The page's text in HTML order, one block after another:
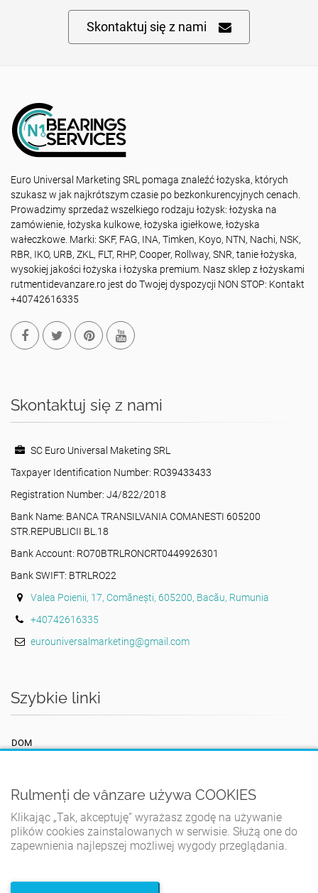
Skontaktuj się z nami
Euro Universal Marketing SRL pomaga znaleźć łożyska, których
szukasz w jak najkrótszym czasie po bezkonkurencyjnych cenach.
Prowadzimy sprzedaż wszelkiego rodzaju łożysk: łożyska na
zamówienie, łożyska kulkowe, łożyska igiełkowe, łożyska
wałeczkowe. Marki: SKF, FAG, INA, Timken, Koyo, NTN, Nachi, NSK,
RBR, IKO, URB, ZKL, FLT, RHP, Cooper, Rollway, SNR, tanie łożyska,
wysokiej jakości łożyska i łożyska premium. Nasz sklep z łożyskami
rutmentidevanzare.ro jest do Twojej dyspozycji NON STOP: Kontakt
+40742616335
Skontaktuj się z nami
SC Euro Universal Maketing SRL
Taxpayer Identification Number: RO39433433
Registration Number: J4/822/2018
Bank Name: BANCA TRANSILVANIA COMANESTI 605200
STR.REPUBLICII BL.18
Bank Account: RO70BTRLRONCRT0449926301
Bank SWIFT: BTRLRO22
Valea Poienii, 17, Comănești, 605200, Bacău, Rumunia
+40742616335
eurouniversalmarketing@gmail.com
Szybkie linki
DOM
POLITYKA PRYWATNOŚCI
KONTAKT
Rulmenți de vânzare używa COOKIES
Klikając „Tak, akceptuję” wyrażasz zgodę na używanie
plików cookies zainstalowanych w serwisie. Służą one do
zapewnienia najlepszej możliwej wygody przeglądania.